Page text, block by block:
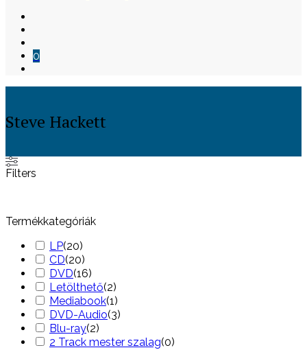
0
Steve Hackett
Skip
to
Filters
Termékkategóriák
LP(20)
CD(20)
DVD(16)
Letölthető(2)
Mediabook(1)
DVD-Audio(3)
Blu-ray(2)
2 Track mester szalag(0)